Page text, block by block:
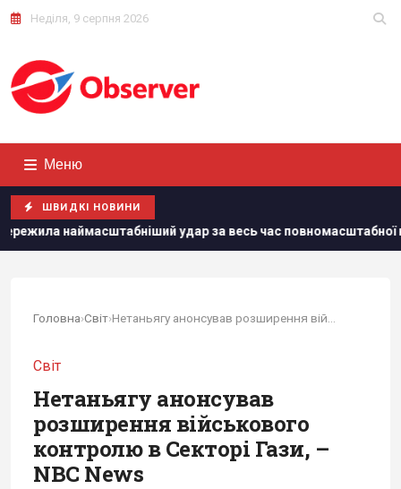
Неділя, 9 серпня 2026
Меню
ШВИДКІ НОВИНИ
удар за весь час повномасштабної війни, – Коваленко
Головна›Світ›
Світ
Нетаньягу анонсував
розширення військового
контролю в Секторі Гази, –
NBC News